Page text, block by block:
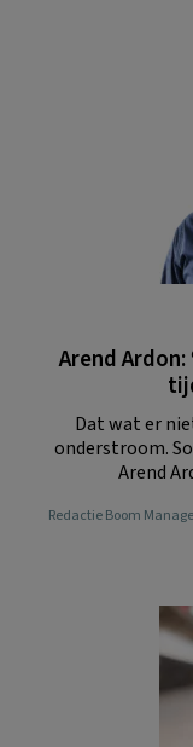
Arend
Dat wat er
onderstroom.
Arend
Redactie Boom